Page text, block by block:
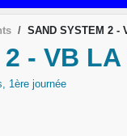
SAND SYSTEM 2 -
- VB
1ère journée